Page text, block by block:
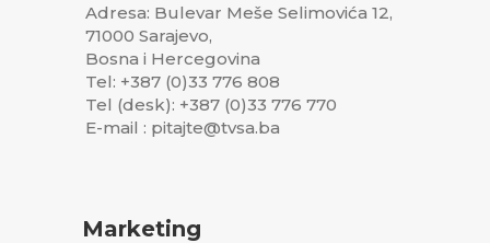
Adresa: Bulevar Meše Selimovića 12,
71000 Sarajevo,
Bosna i Hercegovina
Tel: +387 (0)33 776 808
Tel (desk): +387 (0)33 776 770
E-mail : pitajte@tvsa.ba
Marketing